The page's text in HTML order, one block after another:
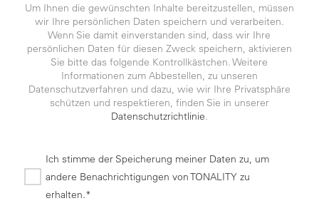
Um Ihnen die gewünschten Inhalte bereitzustellen, müssen
wir Ihre persönlichen Daten speichern und verarbeiten.
Wenn Sie damit einverstanden sind, dass wir Ihre
persönlichen Daten für diesen Zweck speichern, aktivieren
Sie bitte das folgende Kontrollkästchen. Weitere
Informationen zum Abbestellen, zu unseren
Datenschutzverfahren und dazu, wie wir Ihre Privatsphäre
schützen und respektieren, finden Sie in unserer
Datenschutzrichtlinie.
Ich stimme der Speicherung meiner Daten zu, um
andere Benachrichtigungen von TONALITY zu
erhalten.*